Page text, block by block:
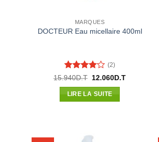
MARQUES
DOCTEUR Eau micellaire 400ml
Note4
(2)
15.940D.T Le
initial
était :
12.060D.TLe
LIRE LA SUITE